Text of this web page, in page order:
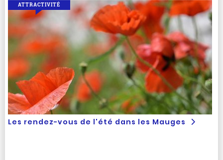
Les rendez-vous de l'été dans les Mauges
ATTRACTIVITÉ